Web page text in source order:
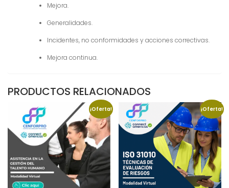
Mejora.
Generalidades.
Incidentes, no conformidades y acciones correctivas.
Mejora continua.
PRODUCTOS RELACIONADOS
¡Oferta! ¡Oferta!